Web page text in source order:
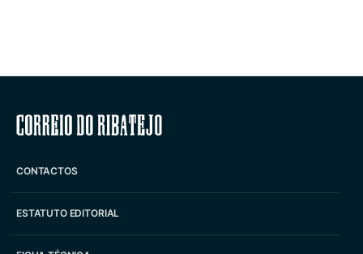
Correio do Ribatejo
CONTACTOS
ESTATUTO EDITORIAL